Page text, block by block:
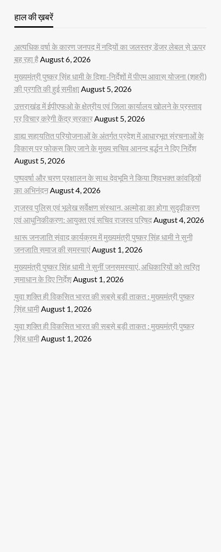
हाल की ख़बरें
अत्यधिक वर्षा के कारण जनपद में नदियों का जलस्तर डेंजर लेबल से ऊपर
बह रहा हैAugust 6, 2026
मुख्यमंत्री पुष्कर सिंह धामी के दिशा-निर्देशों में पीएम आवास योजना (शहरी)
की प्रगति की हुई समीक्षाAugust 5, 2026
उत्तराखंड में ईपीएफओ के क्षेत्रीय एवं जिला कार्यालय खोलने के प्रस्ताव
पर विचार करेगी केंद्र सरकारAugust 5, 2026
वाह्य सहायतित परियोजनाओं के अंतर्गत प्रदेश में आधारभूत संरचनाओं के
विकास पर फोकस किए जाने के मुख्य सचिव आनन्द बर्द्धन ने दिए निर्देश
August 5, 2026
पुष्पवर्षा और चरण प्रक्षालन के साथ देवभूमि ने किया शिवभक्त कांवड़ियों
का अभिनंदनAugust 4, 2026
राजस्व पुलिस एवं भूलेख सर्वेक्षण संस्थान, अल्मोड़ा का होगा सुदृढ़ीकरण
एवं आधुनिकीकरण: आयुक्त एवं सचिव राजस्व परिषदAugust 4, 2026
थारू जनजाति संवाद कार्यक्रम में मुख्यमंत्री पुष्कर सिंह धामी ने सुनी
जनजाति समाज की समस्याएंAugust 1, 2026
मुख्यमंत्री पुष्कर सिंह धामी ने सुनीं जनसमस्याएं, अधिकारियों को त्वरित
समाधान के दिए निर्देशAugust 1, 2026
युवा शक्ति ही विकसित भारत की सबसे बड़ी ताकत : मुख्यमंत्री पुष्कर
सिंह धामीAugust 1, 2026
युवा शक्ति ही विकसित भारत की सबसे बड़ी ताकत : मुख्यमंत्री पुष्कर
सिंह धामीAugust 1, 2026